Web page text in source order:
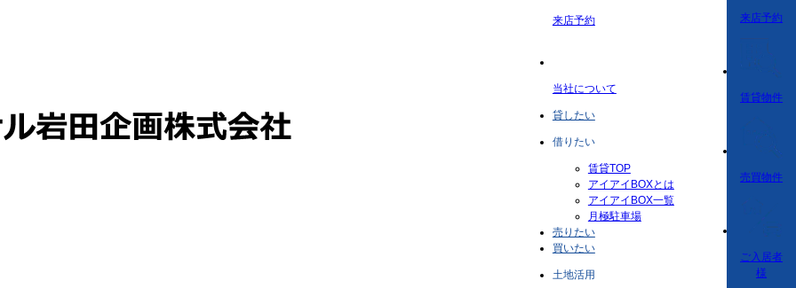
来店予約
当社について
貸したい
借りたい
賃貸TOP
アイアイBOXとは
アイアイBOX一覧
月極駐車場
売りたい
買いたい
土地活用
来店予約
賃貸物件
売買物件
ご入居者
様